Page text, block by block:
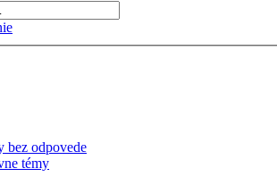
bez odpovede
témy